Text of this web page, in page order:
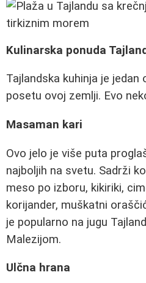
Kulinarska ponuda
Tajlandska kuhinja je jedan
posetu ovoj zemlji. Evo
Masaman kari
Ovo jelo je više puta
najboljih na svetu. Sadrži
meso po izboru, kikiriki,
korijander, muškatni
je popularno na jugu
Malezijom.
Ulčna hrana